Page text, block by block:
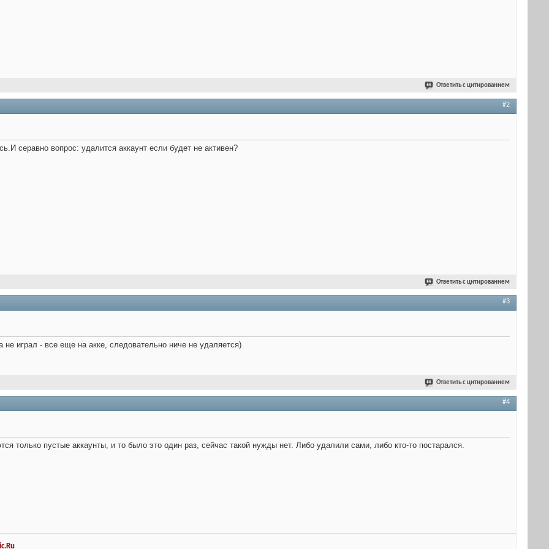
Ответить с цитированием
#2
серавно вопрос: удалится аккаунт если будет не активен?
Ответить с цитированием
#3
играл - все еще на акке, следовательно ниче не удаляется)
Ответить с цитированием
#4
только пустые аккаунты, и то было это один раз, сейчас такой нужды нет. Либо удалили сами, либо кто-то постарался.